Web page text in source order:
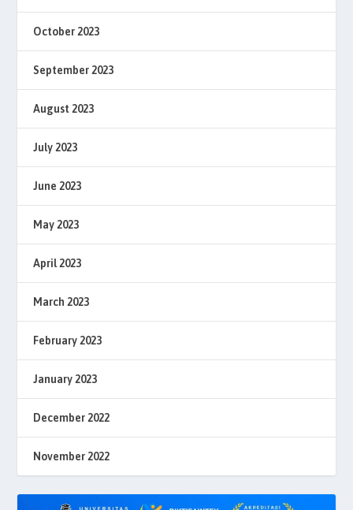
October 2023
September 2023
August 2023
July 2023
June 2023
May 2023
April 2023
March 2023
February 2023
January 2023
December 2022
November 2022